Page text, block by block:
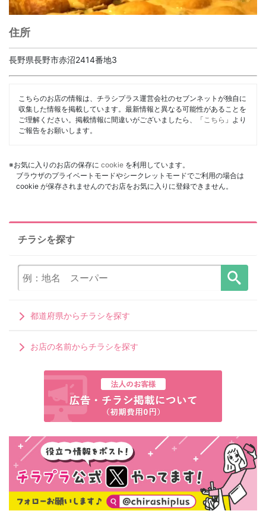
住所
長野県長野市赤沼2414番地3
こちらのお店の情報は、チラシプラス運営会社のセブンネットが独自に
収集した情報を掲載しています。最新情報と異なる可能性があることを
ご理解ください。掲載情報に間違いがございましたら、「 こちら 」より
ご報告をお願いします。
※お気に入りのお店の保存に cookie を利用しています。
ブラウザのプライベートモードやシークレットモードでご利用の場合は
cookie が保存されませんのでお店をお気に入りに登録できません。
チラシを探す
都道府県からチラシを探す
お店の名前からチラシを探す